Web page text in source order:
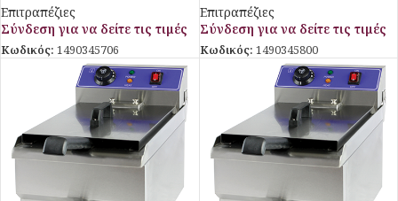
Επιτραπέζιες
Σύνδεση για να δείτε τις τιμές
Κωδικός: 1490345706
Επιτραπέζιες
Σύνδεση για να δείτε τις τιμές
Κωδικός: 1490345800